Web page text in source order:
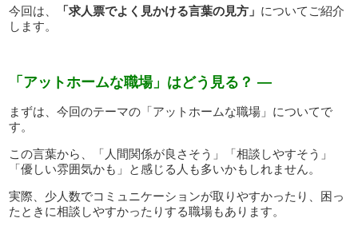
今回は、
「求人票でよく見かける言葉の見方」 についてご紹介
します。
「アットホームな職場」はどう見る？ —
まずは、今回のテーマの「アットホームな職場」についてで
す。
この言葉から、「人間関係が良さそう」「相談しやすそう」
「優しい雰囲気かも」と感じる人も多いかもしれません。
実際、少人数でコミュニケーションが取りやすかったり、困っ
たときに相談しやすかったりする職場もあります。